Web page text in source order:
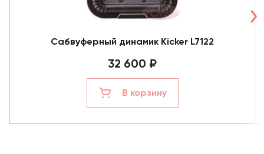
Сабвуферный динамик Kicker L7122
32 600 ₽
В корзину